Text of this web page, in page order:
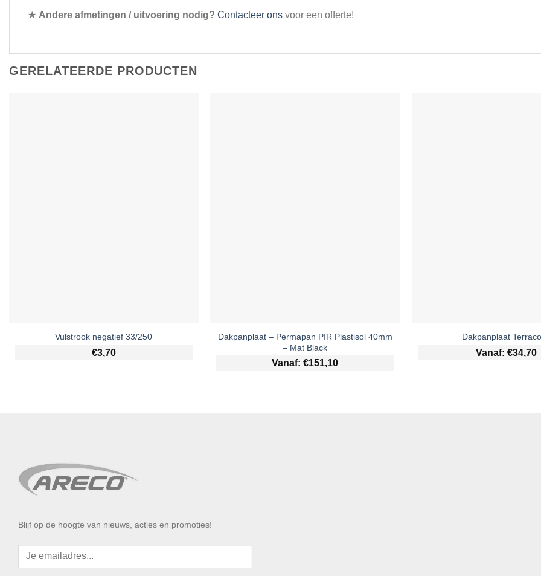
★ Andere afmetingen / uitvoering nodig? Contacteer ons voor een offerte!
GERELATEERDE PRODUCTEN
Vulstrook negatief 33/250
€3,70
Dakpanplaat – Permapan PIR Plastisol 40mm
– Mat Black
Vanaf:€151,10
Dakpanplaat
Vanaf:€34,70
Blijf op de hoogte van nieuws, acties en promoties!